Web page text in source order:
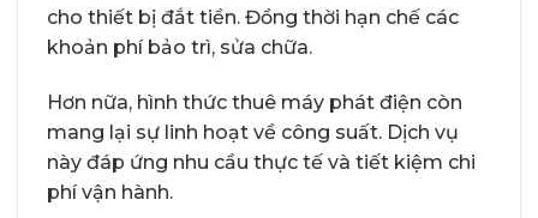
cho thiết bị đắt tiền. Đồng thời hạn chế các
khoản phí bảo trì, sửa chữa.
Hơn nữa, hình thức thuê máy phát điện còn
mang lại sự linh hoạt về công suất. Dịch vụ
này đáp ứng nhu cầu thực tế và tiết kiệm chi
phí vận hành.